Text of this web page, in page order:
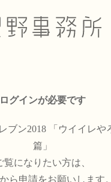
ログインが必要です
ブン2018 「ウイイレや
篇」
覧になりたい方は、
から申請をお願いします。